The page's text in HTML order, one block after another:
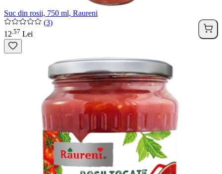
Suc din rosii, 750 ml, Raureni
(3)
12 57 Lei